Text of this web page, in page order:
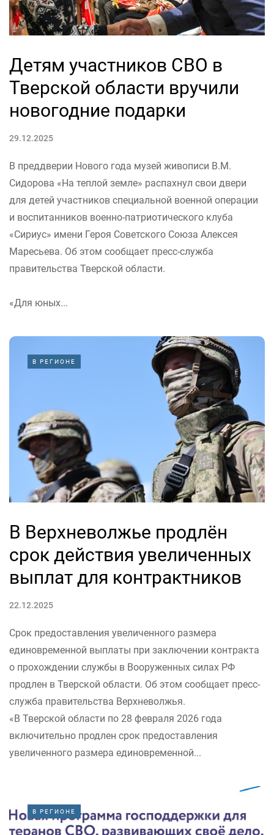
Детям участников СВО в
Тверской области вручили
новогодние подарки
29.12.2025
В преддверии Нового года музей живописи В.М.
Сидорова «На теплой земле» распахнул свои двери
для детей участников специальной военной операции
и воспитанников военно-патриотического клуба
«Сириус» имени Героя Советского Союза Алексея
Маресьева. Об этом сообщает пресс-служба
правительства Тверской области.
«Для юных...
В РЕГИОНЕ
В Верхневолжье продлён
срок действия увеличенных
выплат для контрактников
22.12.2025
Срок предоставления увеличенного размера
единовременной выплаты при заключении контракта
о прохождении службы в Вооруженных силах РФ
продлен в Тверской области. Об этом сообщает пресс-
служба правительства Верхневолжья.
«В Тверской области по 28 февраля 2026 года
включительно продлен срок предоставления
увеличенного размера единовременной...
В РЕГИОНЕ